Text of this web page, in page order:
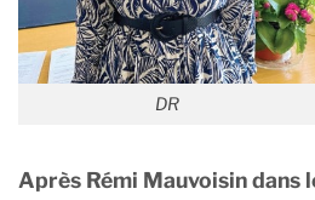
DR
Après Rémi Mauvoisin dans